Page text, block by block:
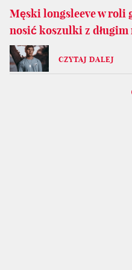
Męski longsleeve w roli
nosić koszulki z długim
CZYTAJ DALEJ